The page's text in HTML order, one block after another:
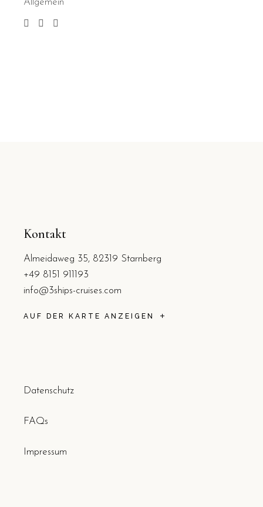
Allgemein
Kontakt
Almeidaweg 35, 82319 Starnberg
+49 8151 911193
info@3ships-cruises.com
AUF DER KARTE ANZEIGEN
Datenschutz
FAQs
Impressum